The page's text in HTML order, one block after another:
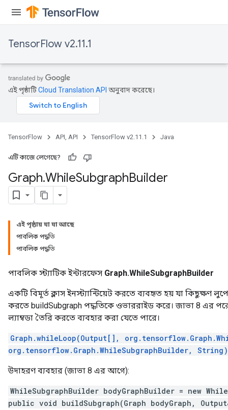
TensorFlow v2.11.1
এই পৃষ্ঠাটিCloud Translation API অনুবাদ করেছে।
TensorFlow API, API TensorFlow v2.11.1 Java
এটি কাজে লেগেছে?
Graph.WhileSubgraphBuilder
এই পৃষ্ঠায় যা যা আছে
পাবলিক পদ্ধতি
পাবলিক পদ্ধতি
পাবলিক স্ট্যাটিক ইন্টারফেস Graph.WhileSubgraphBuilder
একটি বিমূর্ত ক্লাস ইনস্ট্যান্টিয়েট করতে ব্যবহৃত হয় যা কিছুক্ষণ
করতে buildSubgraph পদ্ধতিকে ওভাররাইড করে। জাভা 8 এর
ল্যাম্বডা তৈরি করতে ব্যবহার করা যেতে পারে।
Graph.whileLoop(Output[],
org.tensorflow.Graph.WhileSubgraphBuilder, String)
উদাহরণ ব্যবহার (জাভা 8 এর আগে):
WhileSubgraphBuilder bodyGraphBuilder = new
public void buildSubgraph(Graph bodyGraph,